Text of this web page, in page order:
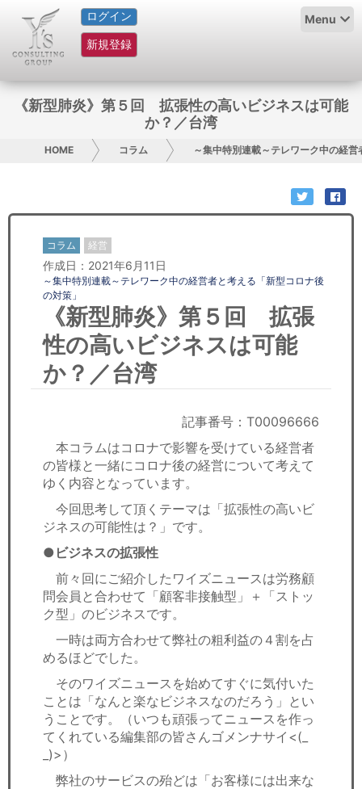
ログイン
新規登録
Menu
HOME
サービス紹介
コラム
お問い合わせ
日本人にPR
コンサルティング
リサーチ
セミナー
労務顧問
ＩＴ
飲食店情報
《新型肺炎》第５回 拡張性の高いビジネスは可能
か？／台湾
HOME コラム ～集中特別連載～テレワーク中の経
コラム 経営
作成日：2021年6月11日
～集中特別連載～テレワーク中の経営者と考える「新型コロナ後
の対策」
《新型肺炎》第５回 拡張
性の高いビジネスは可能
か？／台湾
記事番号：T00096666
本コラムはコロナで影響を受けている経営者
の皆様と一緒にコロナ後の経営について考えて
ゆく内容となっています。
今回思考して頂くテーマは「拡張性の高いビ
ジネスの可能性は？」です。
●ビジネスの拡張性
前々回にご紹介したワイズニュースは労務顧
問会員と合わせて「顧客非接触型」＋「ストッ
ク型」のビジネスです。
一時は両方合わせて弊社の粗利益の４割を占
めるほどでした。
そのワイズニュースを始めてすぐに気付いた
ことは「なんと楽なビジネスなのだろう」とい
うことです。（いつも頑張ってニュースを作っ
てくれている編集部の皆さんゴメンナサイ<(_
_)>）
弊社のサービスの殆どは「お客様には出来な